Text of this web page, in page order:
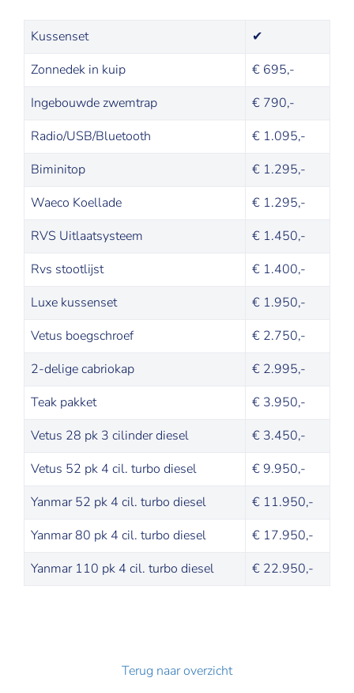
Kussenset
✔
Zonnedek in kuip
€ 695,-
Ingebouwde zwemtrap
€ 790,-
Radio/USB/Bluetooth
€ 1.095,-
Biminitop
€ 1.295,-
Waeco Koellade
€ 1.295,-
RVS Uitlaatsysteem
€ 1.450,-
Rvs stootlijst
€ 1.400,-
Luxe kussenset
€ 1.950,-
Vetus boegschroef
€ 2.750,-
2-delige cabriokap
€ 2.995,-
Teak pakket
€ 3.950,-
Vetus 28 pk 3 cilinder diesel
€ 3.450,-
Vetus 52 pk 4 cil. turbo diesel
€ 9.950,-
Yanmar 52 pk 4 cil. turbo diesel
€ 11.950,-
Yanmar 80 pk 4 cil. turbo diesel
€ 17.950,-
Yanmar 110 pk 4 cil. turbo diesel
€ 22.950,-
Terug naar overzicht